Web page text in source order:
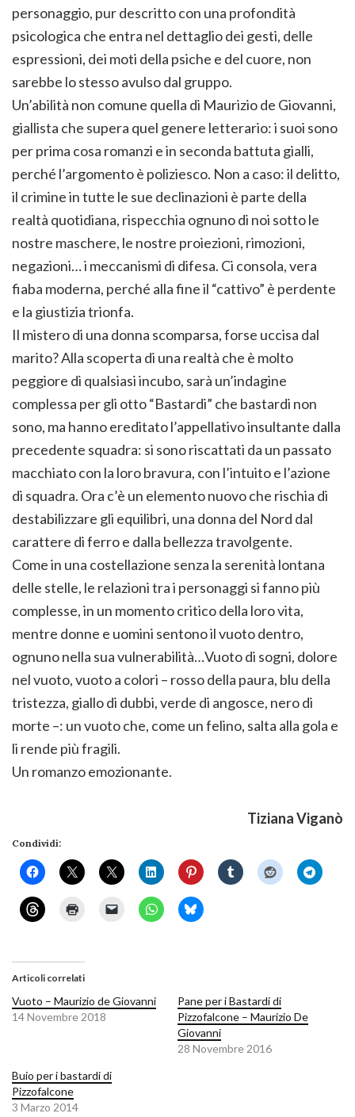
personaggio, pur descritto con una profondità
psicologica che entra nel dettaglio dei gesti, delle
espressioni, dei moti della psiche e del cuore, non
sarebbe lo stesso avulso dal gruppo.
Un’abilità non comune quella di Maurizio de Giovanni,
giallista che supera quel genere letterario: i suoi sono
per prima cosa romanzi e in seconda battuta gialli,
perché l’argomento è poliziesco. Non a caso: il delitto,
il crimine in tutte le sue declinazioni è parte della
realtà quotidiana, rispecchia ognuno di noi sotto le
nostre maschere, le nostre proiezioni, rimozioni,
negazioni… i meccanismi di difesa. Ci consola, vera
fiaba moderna, perché alla fine il “cattivo” è perdente
e la giustizia trionfa.
Il mistero di una donna scomparsa, forse uccisa dal
marito? Alla scoperta di una realtà che è molto
peggiore di qualsiasi incubo, sarà un’indagine
complessa per gli otto “Bastardi” che bastardi non
sono, ma hanno ereditato l’appellativo insultante dalla
precedente squadra: si sono riscattati da un passato
macchiato con la loro bravura, con l’intuito e l’azione
di squadra. Ora c’è un elemento nuovo che rischia di
destabilizzare gli equilibri, una donna del Nord dal
carattere di ferro e dalla bellezza travolgente.
Come in una costellazione senza la serenità lontana
delle stelle, le relazioni tra i personaggi si fanno più
complesse, in un momento critico della loro vita,
mentre donne e uomini sentono il vuoto dentro,
ognuno nella sua vulnerabilità…Vuoto di sogni, dolore
nel vuoto, vuoto a colori – rosso della paura, blu della
tristezza, giallo di dubbi, verde di angosce, nero di
morte –: un vuoto che, come un felino, salta alla gola e
li rende più fragili.
Un romanzo emozionante.
Tiziana Viganò
Condividi:
Articoli correlati
Vuoto – Maurizio de Giovanni
14 Novembre 2018
Pane per i Bastardi di
Pizzofalcone – Maurizio De
Giovanni
28 Novembre 2016
Buio per i bastardi di
Pizzofalcone
3 Marzo 2014